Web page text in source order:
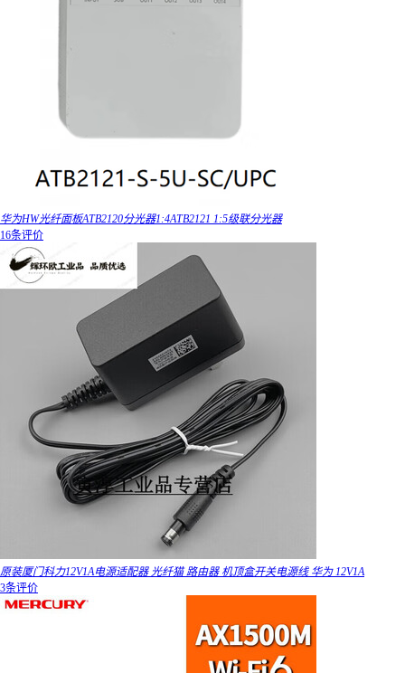
华为HW光纤面板ATB2120分光器1:4ATB2121 1:5级联分光器
16条评价
原装厦门科力12V1A电源适配器 光纤猫 路由器 机顶盒开关电源线 华为 12V1A
3条评价